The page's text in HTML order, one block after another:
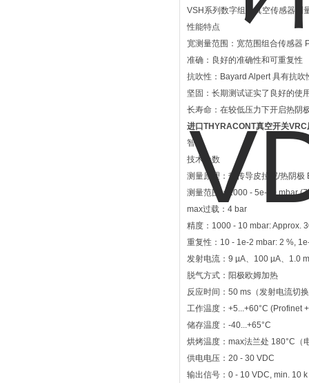
VSH系列数字组合真空传感器测
性能特点
宽测量范围：宽范围组合传感器
准确：良好的准确性和可重复性
抗吹性：Bayard Alpert 具有抗吹
坚固：长期测试证实了良好的使
长寿命：在较低压力下开启热阴
进口THYRACONT真空开关
智能
技术参数
测量原理：热传导皮拉尼/热阴
测量范围：1000 - 5e-10 mbar
max过载：4 bar
精度：1000 - 10 mbar: Approx.
重复性：10 - 1e-2 mbar: 2 %,
发射电流：9 µA、100 µA、1.0
脱气方式：阳极欧姆加热
反应时间：50 ms（发射电流切
工作温度：+5...+60°C (Profinet
储存温度：-40...+65°C
烘烤温度：max法兰处 180°C（
供电电压：20 - 30 VDC
输出信号：0 - 10 VDC, min. 10